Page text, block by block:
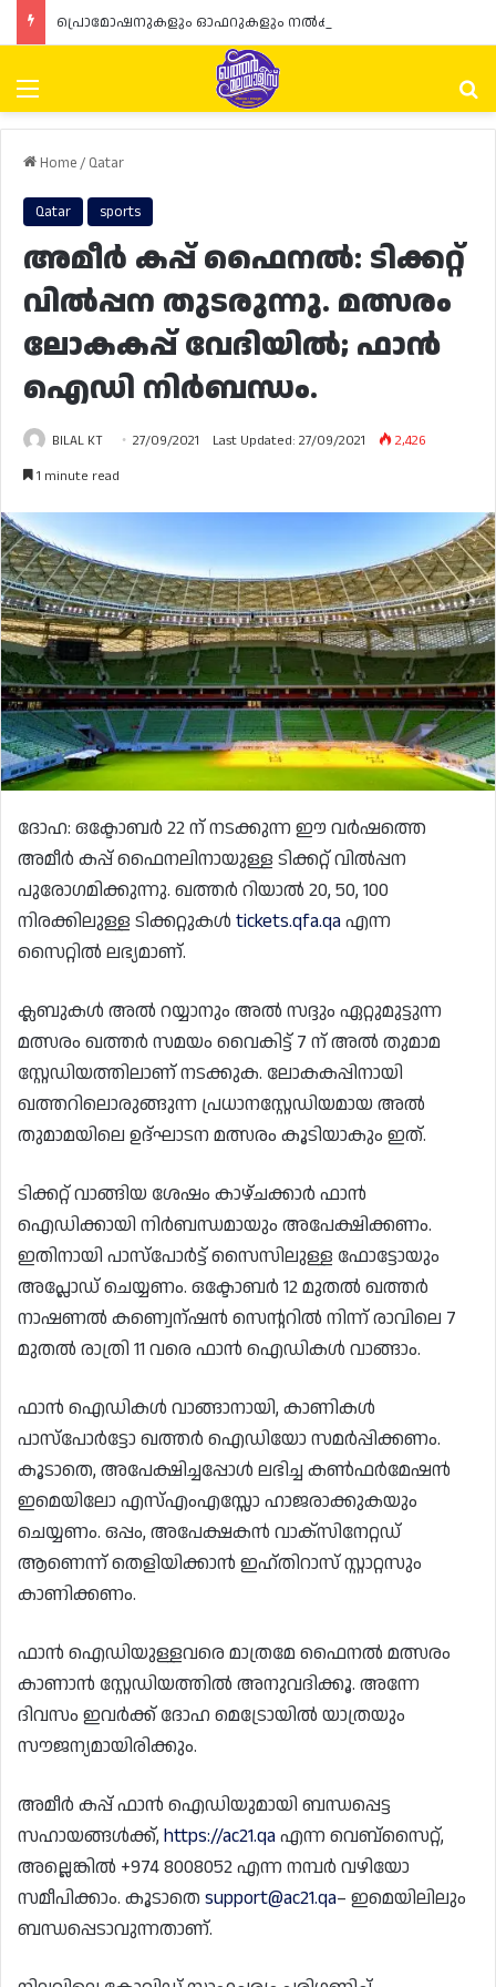
Menu
Home/ Qatar
Qatar sports
അമീർ കപ്പ് ഫൈനൽ: ടിക്കറ്റ്
വിൽപ്പന തുടരുന്നു. മത്സരം
ലോകകപ്പ്‌ വേദിയിൽ; ഫാൻ
ഐഡി നിർബന്ധം.
BILAL KT 27/09/2021 Last Updated: 27/09/2021
2,426
1 minute read
ദോഹ: ഒക്ടോബർ 22 ന് നടക്കുന്ന ഈ വർഷത്തെ
അമീർ കപ്പ് ഫൈനലിനായുള്ള ടിക്കറ്റ് വിൽപ്പന
പുരോഗമിക്കുന്നു. ഖത്തർ റിയാൽ 20, 50, 100
നിരക്കിലുള്ള ടിക്കറ്റുകൾ tickets.qfa.qaഎന്ന
സൈറ്റിൽ ലഭ്യമാണ്.
ക്ലബുകൾ അൽ റയ്യാനും അൽ സദ്ദും ഏറ്റുമുട്ടുന്ന
മത്സരം ഖത്തർ സമയം വൈകിട്ട് 7 ന് അൽ തുമാമ
സ്റ്റേഡിയത്തിലാണ് നടക്കുക. ലോകകപ്പിനായി
ഖത്തറിലൊരുങ്ങുന്ന പ്രധാനസ്റ്റേഡിയമായ അൽ
തുമാമയിലെ ഉദ്ഘാടന മത്സരം കൂടിയാകും ഇത്.
ടിക്കറ്റ് വാങ്ങിയ ശേഷം കാഴ്ചക്കാർ ഫാൻ
ഐഡിക്കായി നിർബന്ധമായും അപേക്ഷിക്കണം.
ഇതിനായി പാസ്‌പോർട്ട് സൈസിലുള്ള ഫോട്ടോയും
അപ്ലോഡ് ചെയ്യണം. ഒക്ടോബർ 12 മുതൽ ഖത്തർ
നാഷണൽ കണ്വെന്ഷൻ സെന്ററിൽ നിന്ന് രാവിലെ 7
മുതൽ രാത്രി 11 വരെ ഫാൻ ഐഡികൾ വാങ്ങാം.
ഫാൻ ഐഡികൾ വാങ്ങാനായി, കാണികൾ
പാസ്പോർട്ടോ ഖത്തർ ഐഡിയോ സമർപ്പിക്കണം.
കൂടാതെ, അപേക്ഷിച്ചപ്പോൾ ലഭിച്ച കൺഫർമേഷൻ
ഇമെയിലോ എസ്എംഎസ്സോ ഹാജരാക്കുകയും
ചെയ്യണം. ഒപ്പം, അപേക്ഷകൻ വാക്സിനേറ്റഡ്
ആണെന്ന് തെളിയിക്കാൻ ഇഹ്തിറാസ് സ്റ്റാറ്റസും
കാണിക്കണം.
ഫാൻ ഐഡിയുള്ളവരെ മാത്രമേ ഫൈനൽ മത്സരം
കാണാൻ സ്റ്റേഡിയത്തിൽ അനുവദിക്കൂ. അന്നേ
ദിവസം ഇവർക്ക് ദോഹ മെട്രോയിൽ യാത്രയും
സൗജന്യമായിരിക്കും.
അമീർ കപ്പ് ഫാൻ ഐഡിയുമായി ബന്ധപ്പെട്ട
സഹായങ്ങൾക്ക്, https://ac21.qaഎന്ന വെബ്സൈറ്റ്,
അല്ലെങ്കിൽ +974 8008052 എന്ന നമ്പർ വഴിയോ
സമീപിക്കാം. കൂടാതെ support@ac21.qa– ഇമെയിലിലും
ബന്ധപ്പെടാവുന്നതാണ്.